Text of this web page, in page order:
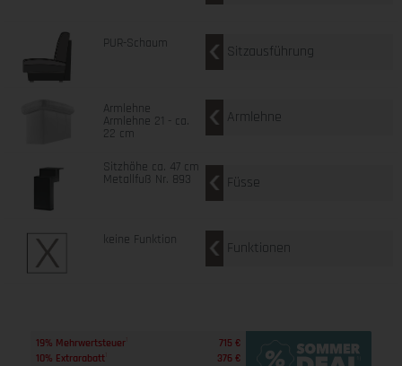
PUR-Schaum Sitzausführung
Armlehne
Armlehne 21 - ca.
22 cm
Armlehne
Sitzhöhe ca. 47 cm
Metallfuß Nr. 893 Füsse
keine Funktion Funktionen
19% Mehrwertsteuer
715 €
10% Extrarabatt
376 €